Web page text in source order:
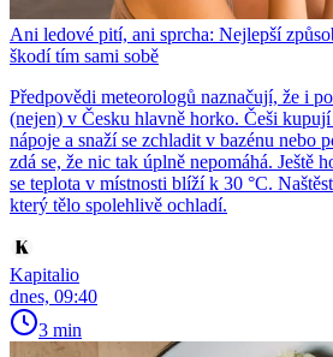
Ani ledové pití, ani sprcha: Nejlepší
škodí tím sami sobě
Předpovědi meteorologů naznačují, že i
(nejen) v Česku hlavně horko. Češi
nápoje a snaží se zchladit v bazénu nebo
zdá se, že nic tak úplně nepomáhá. Ještě
se teplota v místnosti blíží k 30 °C.
který tělo spolehlivě ochladí.
Kapitalio
dnes, 09:40
3 min